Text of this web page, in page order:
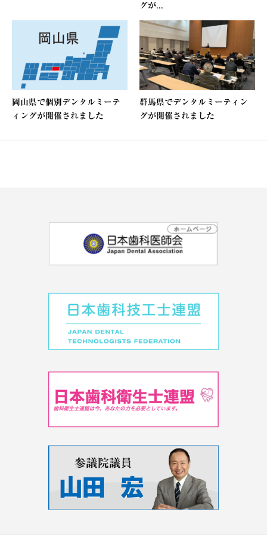
グが...
岡山県で個別デンタルミーテ
ィングが開催されました
群馬県でデンタルミーティン
グが開催されました